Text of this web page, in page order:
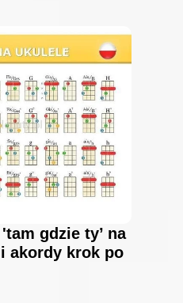
gdzie ty’ na
akordy krok po